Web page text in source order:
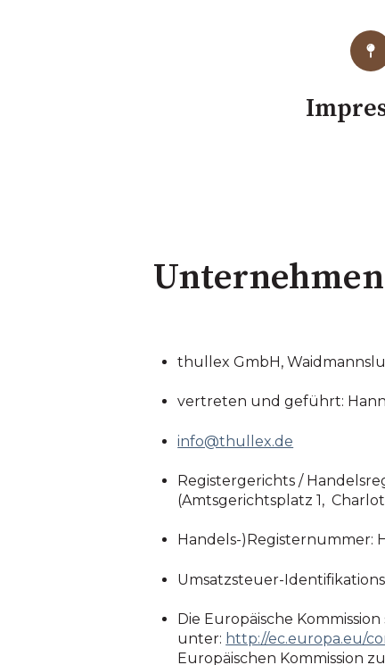
thullex GmbH,
vertreten und geführt:
info@thullex.de
Registergerichts /
(Amtsgerichtsplatz 1,
Handels-)Registernummer:
Umsatzsteuer-
Die Europäische
unter: http://ec.europa.eu/
Europäischen Kommission